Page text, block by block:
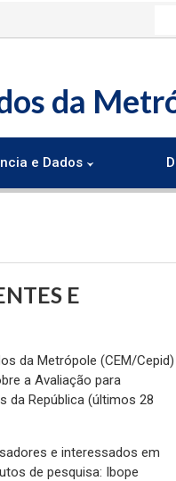
da
e Dados
E
da Metrópole (CEM/Cepid)
a Avaliação para
da República (últimos 28
e interessados em
de pesquisa: Ibope